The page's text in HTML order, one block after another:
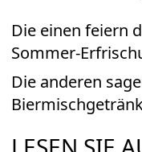
Die einen feiern
Sommer-
Die anderen